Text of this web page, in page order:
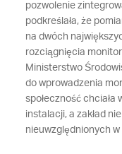
pozwolenie
podkreślała, że
na dwóch
rozciągnięcia
Ministerstwo
do wprowadzenia
społeczność chciała
instalacji, a zakład
nieuwzględnionych